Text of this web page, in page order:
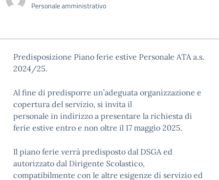
Personale amministrativo
Predisposizione Piano ferie estive Personale ATA a.s.
2024/25.
Al fine di predisporre un’adeguata organizzazione e
copertura del servizio, si invita il
personale in indirizzo a presentare la richiesta di
ferie estive entro e non oltre il 17 maggio 2025.
Il piano ferie verrà predisposto dal DSGA ed
autorizzato dal Dirigente Scolastico,
compatibilmente con le altre esigenze di servizio ed